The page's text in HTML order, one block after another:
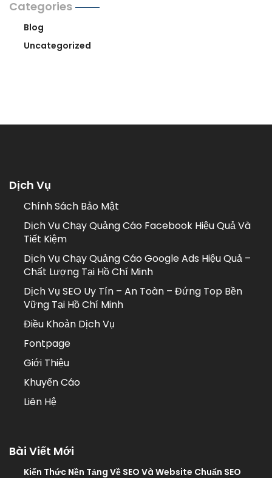
Categories
Blog
Uncategorized
Dịch Vụ
Chính Sách Bảo Mật
Dịch Vụ Chạy Quảng Cáo Facebook Hiệu Quả Và
Tiết Kiệm
Dịch Vụ Chạy Quảng Cáo Google Ads Hiệu Quả –
Chất Lượng Tại Hồ Chí Minh
Dịch Vụ SEO Uy Tín – An Toàn – Đứng Top Bền
Vững Tại Hồ Chí Minh
Điều Khoản Dịch Vụ
Fontpage
Giới Thiệu
Khuyến Cáo
Liên Hệ
Bài Viết Mới
Kiến Thức Nền Tảng Về SEO Và Website Chuẩn SEO